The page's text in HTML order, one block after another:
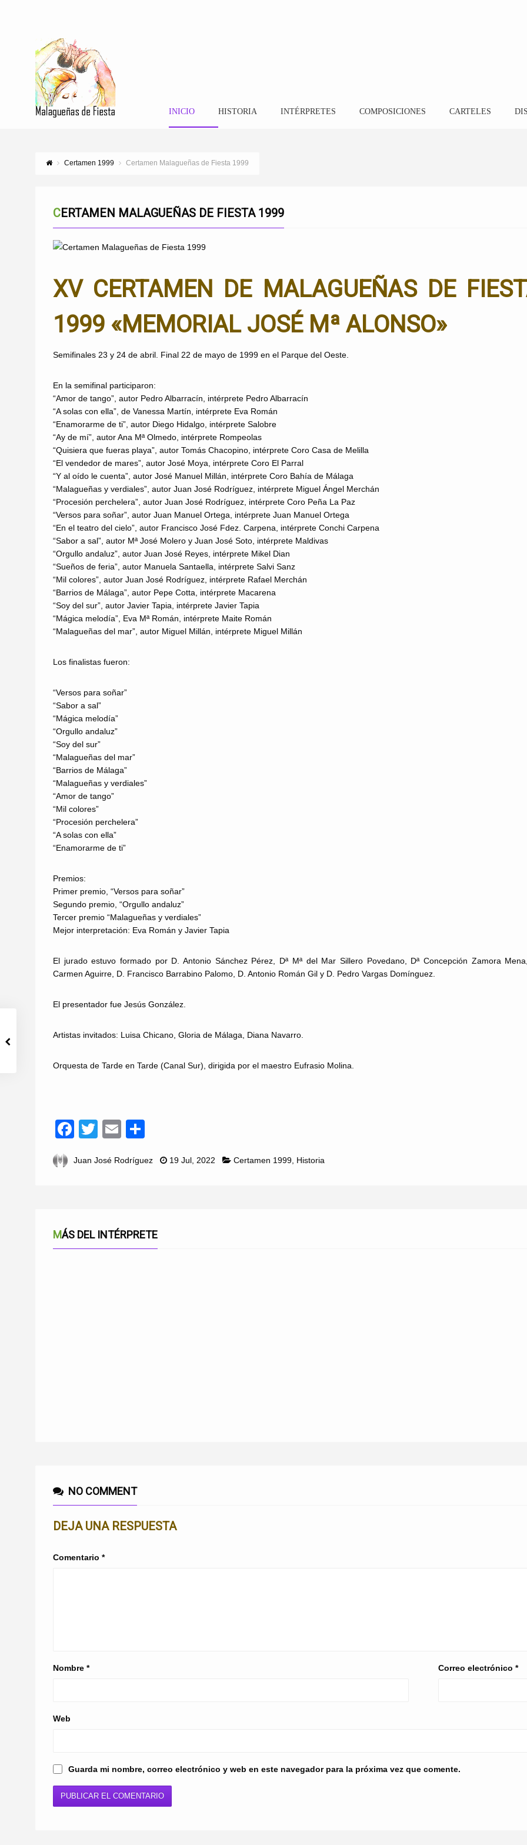
INICIO HISTORIA INTÉRPRETES COMPOSICIONES CARTELES
Certamen 1999 Certamen Malagueñas de Fiesta 1999
CERTAMEN MALAGUEÑAS DE FIESTA 1999
XV CERTAMEN DE MALAGUEÑAS DE
1999 «MEMORIAL JOSÉ Mª ALONSO»
Semifinales 23 y 24 de abril. Final 22 de mayo de 1999 en el Parque del Oeste.
En la semifinal participaron:
“Amor de tango”, autor Pedro Albarracín, intérprete Pedro Albarracín
“A solas con ella”, de Vanessa Martín, intérprete Eva Román
“Enamorarme de ti”, autor Diego Hidalgo, intérprete Salobre
“Ay de mí”, autor Ana Mª Olmedo, intérprete Rompeolas
“Quisiera que fueras playa”, autor Tomás Chacopino, intérprete Coro Casa de Melilla
“El vendedor de mares”, autor José Moya, intérprete Coro El Parral
“Y al oído le cuenta”, autor José Manuel Millán, intérprete Coro Bahía de Málaga
“Malagueñas y verdiales”, autor Juan José Rodríguez, intérprete Miguel Ángel Merchán
“Procesión perchelera”, autor Juan José Rodríguez, intérprete Coro Peña La Paz
“Versos para soñar”, autor Juan Manuel Ortega, intérprete Juan Manuel Ortega
“En el teatro del cielo”, autor Francisco José Fdez. Carpena, intérprete Conchi Carpena
“Sabor a sal”, autor Mª José Molero y Juan José Soto, intérprete Maldivas
“Orgullo andaluz”, autor Juan José Reyes, intérprete Mikel Dian
“Sueños de feria”, autor Manuela Santaella, intérprete Salvi Sanz
“Mil colores”, autor Juan José Rodríguez, intérprete Rafael Merchán
“Barrios de Málaga”, autor Pepe Cotta, intérprete Macarena
“Soy del sur”, autor Javier Tapia, intérprete Javier Tapia
“Mágica melodía”, Eva Mª Román, intérprete Maite Román
“Malagueñas del mar”, autor Miguel Millán, intérprete Miguel Millán
Los finalistas fueron:
“Versos para soñar”
“Sabor a sal”
“Mágica melodía”
“Orgullo andaluz”
“Soy del sur”
“Malagueñas del mar”
“Barrios de Málaga”
“Malagueñas y verdiales”
“Amor de tango”
“Mil colores”
“Procesión perchelera”
“A solas con ella”
“Enamorarme de ti”
Premios:
Primer premio, “Versos para soñar”
Segundo premio, “Orgullo andaluz”
Tercer premio “Malagueñas y verdiales”
Mejor interpretación: Eva Román y Javier Tapia
El jurado estuvo formado por D. Antonio Sánchez Pérez, Dª Mª del Mar Sillero Povedano, Dª Concepción Zamora
Carmen Aguirre, D. Francisco Barrabino Palomo, D. Antonio Román Gil y D. Pedro Vargas Domínguez.
El presentador fue Jesús González.
Artistas invitados: Luisa Chicano, Gloria de Málaga, Diana Navarro.
Orquesta de Tarde en Tarde (Canal Sur), dirigida por el maestro Eufrasio Molina.
FOTOGRAFÍAS 1999
Facebook
TwitterEmail
Juan José Rodríguez 19 Jul, 2022 Certamen 1999 Historia
MÁS DEL INTÉRPRETE
NO COMMENT
DEJA UNA RESPUESTA
Comentario *
Nombre * Correo electrónico*
Web
Guarda mi nombre, correo electrónico y web en este navegador para la próxima vez que comente.